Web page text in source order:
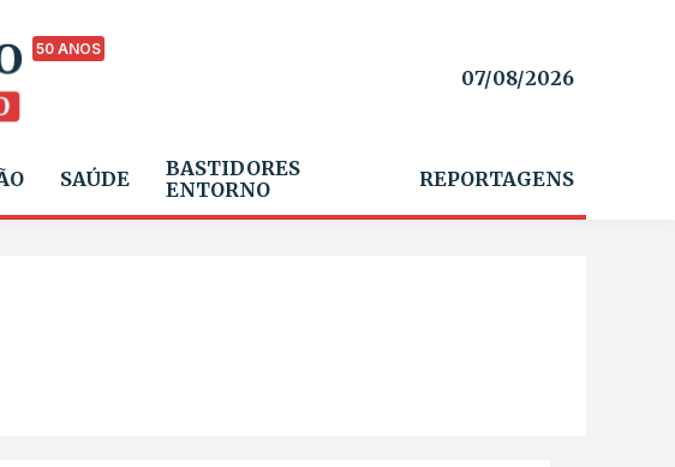
50 ANOS
07/08/2026
SAÚDE
BASTIDORES
ENTORNO
REPORTAGENS